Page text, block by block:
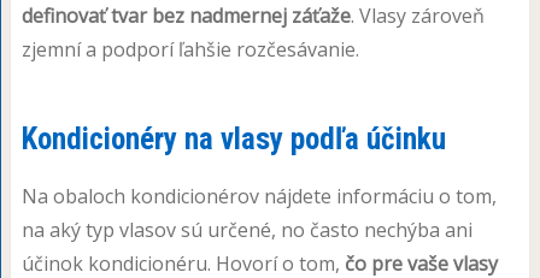
definovať tvar bez nadmernej záťaže. Vlasy zároveň
zjemní a podporí ľahšie rozčesávanie.
Kondicionéry na vlasy podľa účinku
Na obaloch kondicionérov nájdete informáciu o tom,
na aký typ vlasov sú určené, no často nechýba ani
účinok kondicionéru. Hovorí o tom, čo pre vaše vlasy